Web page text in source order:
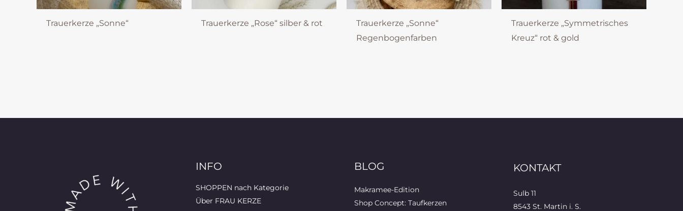
Trauerkerze „Sonne“ Trauerkerze „Rose“ silber & rot
Trauerkerze „Sonne“
Regenbogenfarben
Trauerkerze „Symmetrisches
Kreuz“ rot & gold
INFO
SHOPPEN nach Kategorie
Über FRAU KERZE
BLOG
Makramee-Edition
Shop Concept: Taufkerzen
KONTAKT
Sulb 11
8543 St. Martin i. S.